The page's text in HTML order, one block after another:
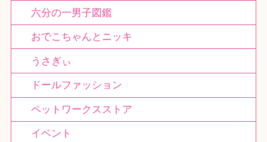
六分の一男子図鑑
おでこちゃんとニッキ
うさぎぃ
ドールファッション
ペットワークスストア
イベント